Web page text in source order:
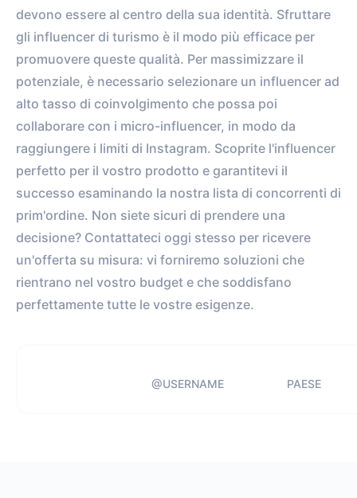
devono essere al centro della sua identità. Sfruttare
gli influencer di turismo è il modo più efficace per
promuovere queste qualità. Per massimizzare il
potenziale, è necessario selezionare un influencer ad
alto tasso di coinvolgimento che possa poi
collaborare con i micro-influencer, in modo da
raggiungere i limiti di Instagram. Scoprite l'influencer
perfetto per il vostro prodotto e garantitevi il
successo esaminando la nostra lista di concorrenti di
prim'ordine. Non siete sicuri di prendere una
decisione? Contattateci oggi stesso per ricevere
un'offerta su misura: vi forniremo soluzioni che
rientrano nel vostro budget e che soddisfano
perfettamente tutte le vostre esigenze.
@USERNAME PAESE